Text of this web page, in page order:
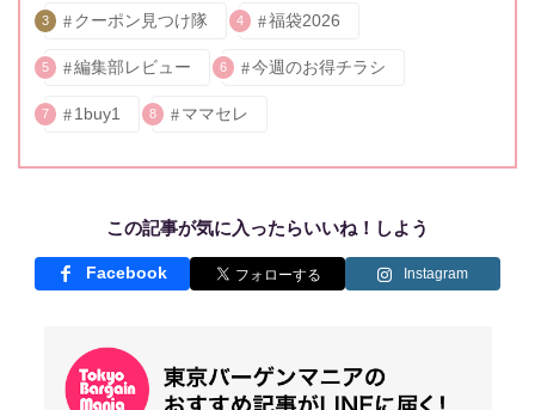
3 クーポン見つけ隊 4 福袋2026
5 編集部レビュー 6 今週のお得チラシ
7 1buy1 8 ママセレ
この記事が気に入ったらいいね！しよう
Facebook Instagram